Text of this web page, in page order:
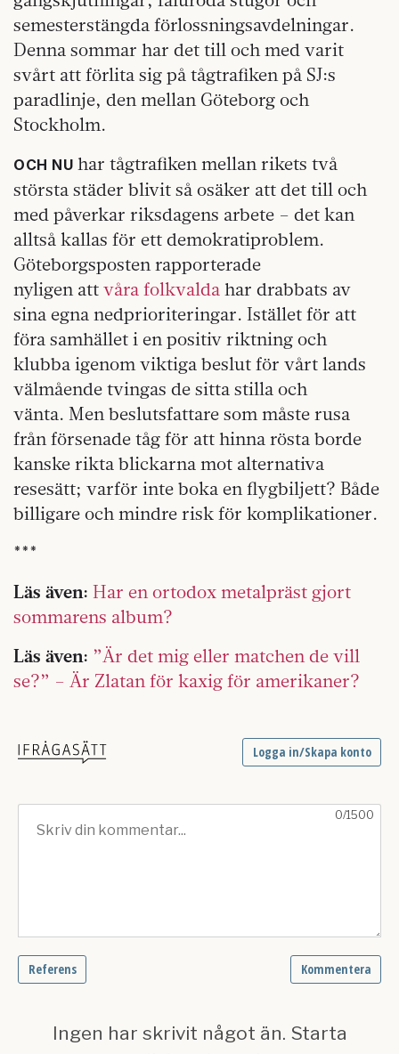
semesterstängda förlossningsavdelningar.
Denna sommar har det till och med varit
svårt att förlita sig på tågtrafiken på SJ:s
paradlinje, den mellan Göteborg och
Stockholm.
OCH NU har tågtrafiken mellan rikets två
största städer blivit så osäker att det till och
med påverkar riksdagens arbete – det kan
alltså kallas för ett demokratiproblem.
Göteborgsposten rapporterade
nyligen att våra folkvalda har drabbats av
sina egna nedprioriteringar. Istället för att
föra samhället i en positiv riktning och
klubba igenom viktiga beslut för vårt lands
välmående tvingas de sitta stilla och
vänta. Men beslutsfattare som måste rusa
från försenade tåg för att hinna rösta borde
kanske rikta blickarna mot alternativa
resesätt; varför inte boka en flygbiljett? Både
billigare och mindre risk för komplikationer.
***
Läs även: Har en ortodox metalpräst gjort
sommarens album?
Läs även: ”Är det mig eller matchen de vill
se?” – Är Zlatan för kaxig för amerikaner?